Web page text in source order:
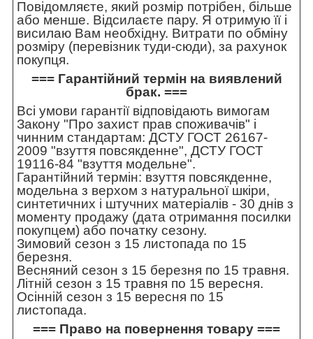
Повідомляєте, який розмір потрібен, більше
або менше. Відсилаєте пару. Я отримую її і
висилаю Вам необхідну. Витрати по обміну
розміру (перевізник туди-сюди), за рахунок
покупця.
=== Гарантійний термін на виявлений
брак. ===
Всі умови гарантії відповідають вимогам
Закону "Про захист прав споживачів" і
чинним стандартам: ДСТУ ГОСТ 26167-
2009 "взуття повсякденне", ДСТУ ГОСТ
19116-84 "взуття модельне".
Гарантійний термін: взуття повсякденне,
модельна з верхом з натуральної шкіри,
синтетичних і штучних матеріалів - 30 днів з
моменту продажу (дата отримання посилки
покупцем) або початку сезону.
Зимовий сезон з 15 листопада по 15
березня.
Весняний сезон з 15 березня по 15 травня.
Літній сезон з 15 травня по 15 вересня.
Осінній сезон з 15 вересня по 15
листопада.
=== Право на повернення товару ===